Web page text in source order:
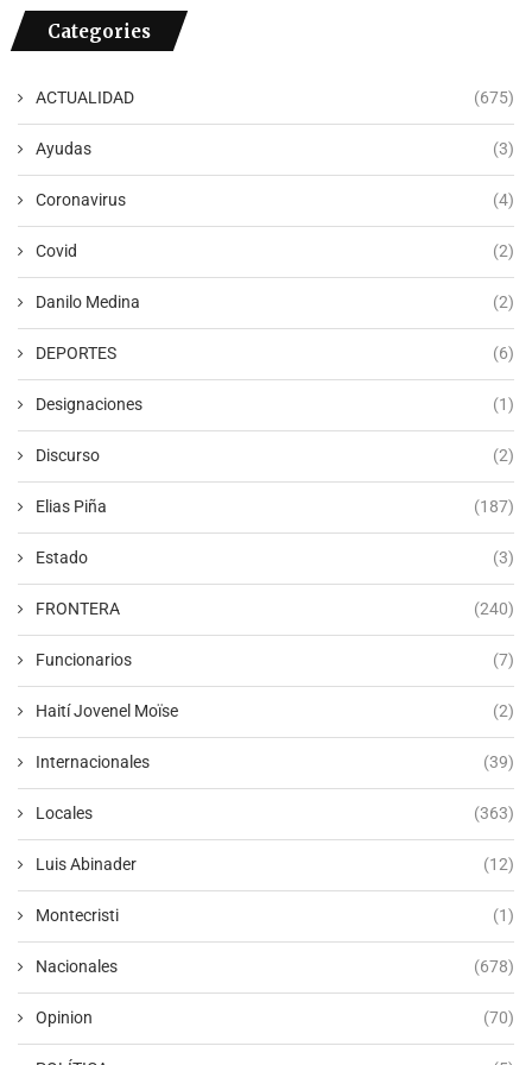
Categories
ACTUALIDAD (675)
Ayudas (3)
Coronavirus (4)
Covid (2)
Danilo Medina (2)
DEPORTES (6)
Designaciones (1)
Discurso (2)
Elias Piña (187)
Estado (3)
FRONTERA (240)
Funcionarios (7)
Haití Jovenel Moïse (2)
Internacionales (39)
Locales (363)
Luis Abinader (12)
Montecristi (1)
Nacionales (678)
Opinion (70)